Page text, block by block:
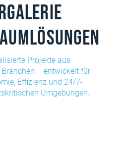
Projekte aus
– entwickelt für
Effizienz und 24/7-
Umgebungen.